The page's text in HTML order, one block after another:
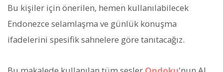
Bu kişiler için önerilen, hemen kullanılabilecek
Endonezce selamlaşma ve günlük konuşma
ifadelerini spesifik sahnelere göre tanıtacağız.